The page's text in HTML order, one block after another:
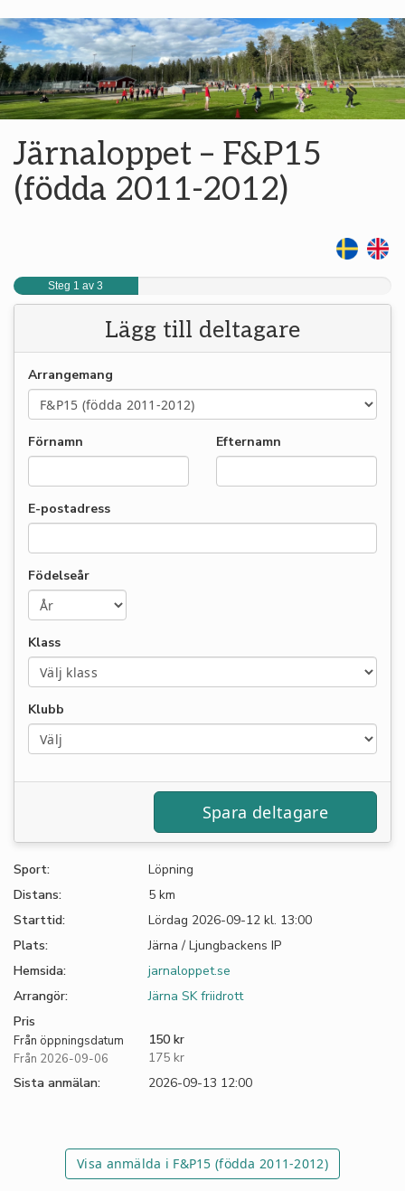
Järnaloppet – F&P15
(födda 2011-2012)
Steg 1 av 3
Lägg till deltagare
Arrangemang
Förnamn Efternamn
E-postadress
Födelseår
Klass
Klubb
Sport:
Löpning
Distans:
5 km
Starttid:
Lördag 2026-09-12 kl. 13:00
Plats:
Järna / Ljungbackens IP
Hemsida:
jarnaloppet.se
Arrangör:
Järna SK friidrott
Pris
Från öppningsdatum 150 kr
Från 2026-09-06
175 kr
Sista anmälan:
2026-09-13 12:00
Visa anmälda i F&P15 (födda 2011-2012)